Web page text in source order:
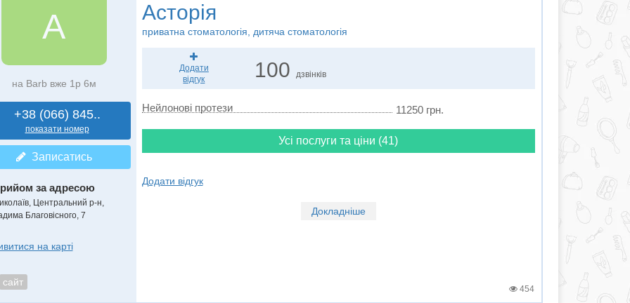
А
на Barb вже 1р 6м
+38 (066) 845..
показати номер
Записатись
за адресою
Центральний р-н,
Благовісного, 7
на карті
сайт
Асторія
приватна стоматологія, дитяча стоматологія
Додати
відгук
100 дзвінків
Нейлонові протези 11250 грн.
Усі послуги та ціни (41)
Додати відгук
Докладніше
454